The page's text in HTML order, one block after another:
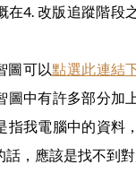
在4. 改版追蹤階段
圖可以點選此連結
圖中有許多部分加
指我電腦中的資料
，應該是找不到對